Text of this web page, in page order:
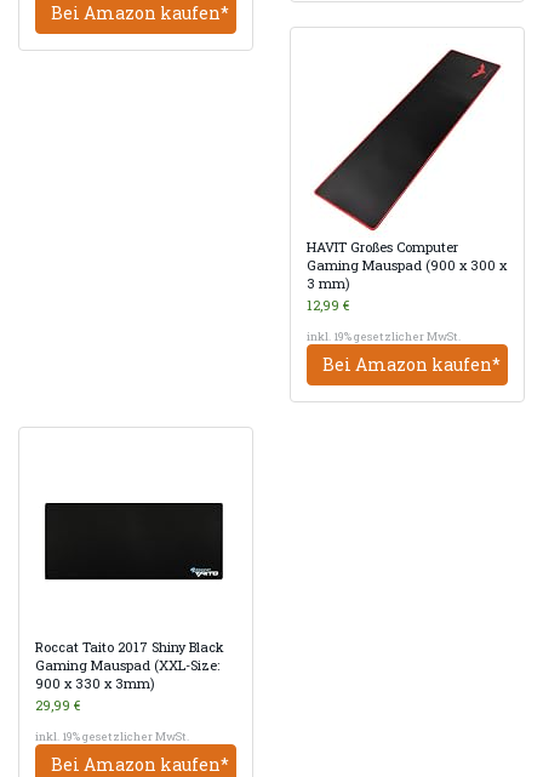
Bei Amazon kaufen*
HAVIT Großes Computer
Gaming Mauspad (900 x 300 x
3 mm)
12,99 €
inkl. 19% gesetzlicher MwSt.
Bei Amazon kaufen*
Roccat Taito 2017 Shiny Black
Gaming Mauspad (XXL-Size:
900 x 330 x 3mm)
29,99 €
inkl. 19% gesetzlicher MwSt.
Bei Amazon kaufen*